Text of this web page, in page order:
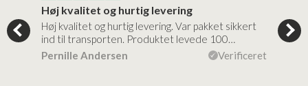
Høj kvalitet og hurtig levering
Høj kvalitet og hurtig levering. Var pakket sikkert
ind til transporten. Produktet levede 100…
Pernille Andersen
Verificeret